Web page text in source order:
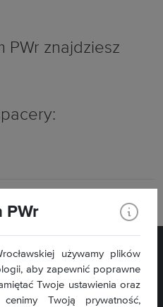
PWr znajdziesz
PWr
używamy plików
aby zapewnić poprawne
Twoje ustawienia oraz
Twoją prywatność,